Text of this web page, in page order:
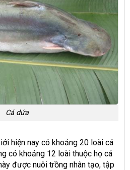
Cá dứa
hiện nay có khoảng 20 loài cá
có khoảng 12 loài thuộc họ cá
được nuôi trồng nhân tạo, tập